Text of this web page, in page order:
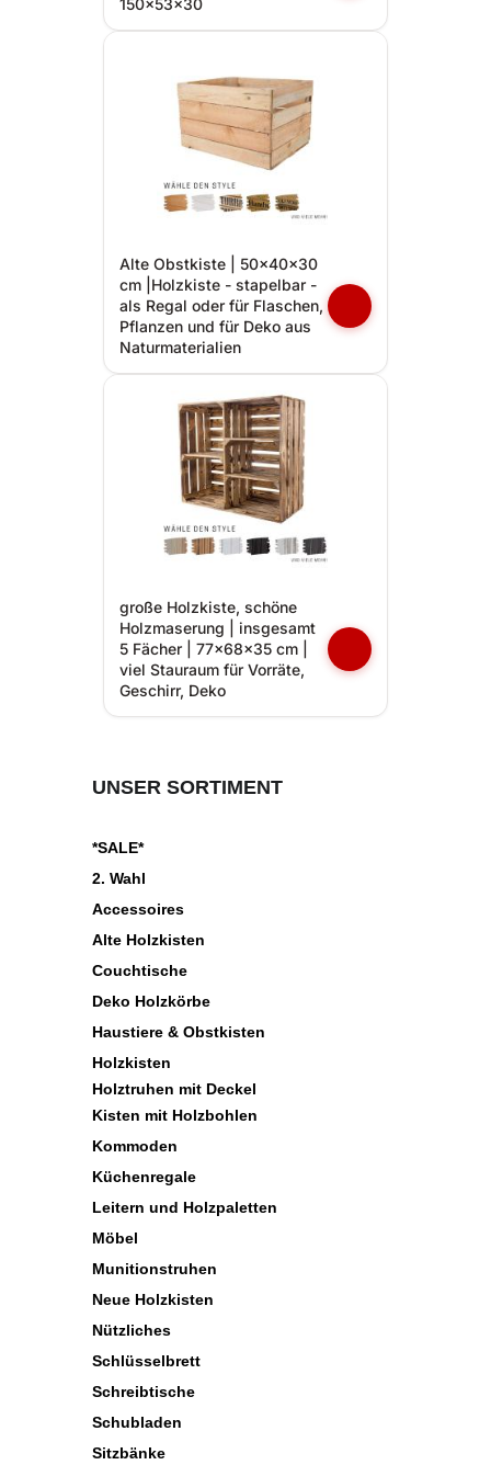
150x53x30
Alte Obstkiste | 50x40x30
cm |Holzkiste - stapelbar -
als Regal oder für Flaschen,
Pflanzen und für Deko aus
Naturmaterialien
große Holzkiste, schöne
Holzmaserung | insgesamt
5 Fächer | 77x68x35 cm |
viel Stauraum für Vorräte,
Geschirr, Deko
UNSER SORTIMENT
*SALE*
2. Wahl
Accessoires
Alte Holzkisten
Couchtische
Deko Holzkörbe
Haustiere & Obstkisten
Holzkisten
Holztruhen mit Deckel
Kisten mit Holzbohlen
Kommoden
Küchenregale
Leitern und Holzpaletten
Möbel
Munitionstruhen
Neue Holzkisten
Nützliches
Schlüsselbrett
Schreibtische
Schubladen
Sitzbänke